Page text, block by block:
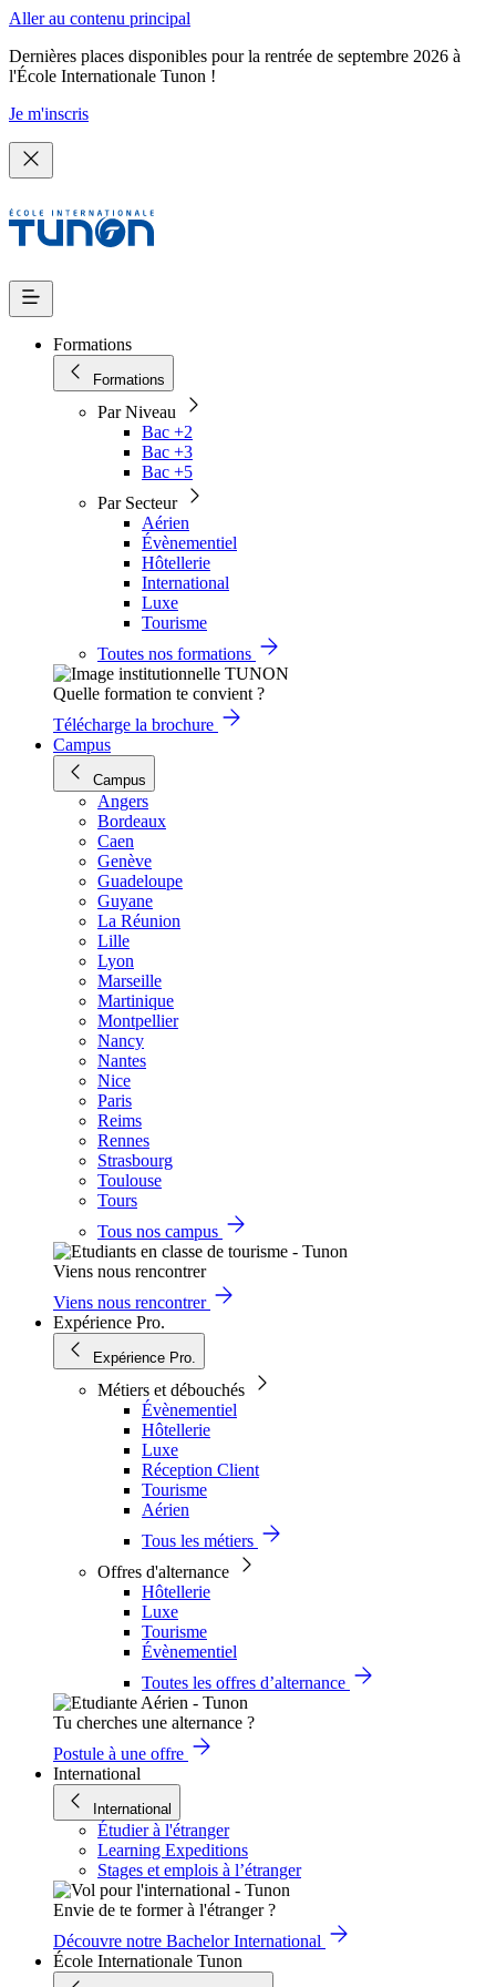
Aller au contenu principal
Dernières places disponibles pour la rentrée de septembre 2026 à
l'École Internationale Tunon !
Je m'inscris
Formations
Formations
Par Niveau
Bac +2
Bac +3
Bac +5
Par Secteur
Aérien
Évènementiel
Hôtellerie
International
Luxe
Tourisme
Toutes nos formations
Quelle formation te convient ?
Télécharge la brochure
Campus
Campus
Angers
Bordeaux
Caen
Genève
Guadeloupe
Guyane
La Réunion
Lille
Lyon
Marseille
Martinique
Montpellier
Nancy
Nantes
Nice
Paris
Reims
Rennes
Strasbourg
Toulouse
Tours
Tous nos campus
Viens nous rencontrer
Viens nous rencontrer
Expérience Pro.
Expérience Pro.
Métiers et débouchés
Évènementiel
Hôtellerie
Luxe
Réception Client
Tourisme
Aérien
Tous les métiers
Offres d'alternance
Hôtellerie
Luxe
Tourisme
Évènementiel
Toutes les offres d’alternance
Tu cherches une alternance ?
Postule à une offre
International
International
Étudier à l'étranger
Learning Expeditions
Stages et emplois à l’étranger
Envie de te former à l'étranger ?
Découvre notre Bachelor International
École Internationale Tunon